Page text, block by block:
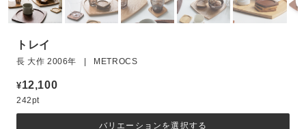
トレイ
長 大作 2006年 | METROCS
¥12,100
242pt
バリエーションを選択する